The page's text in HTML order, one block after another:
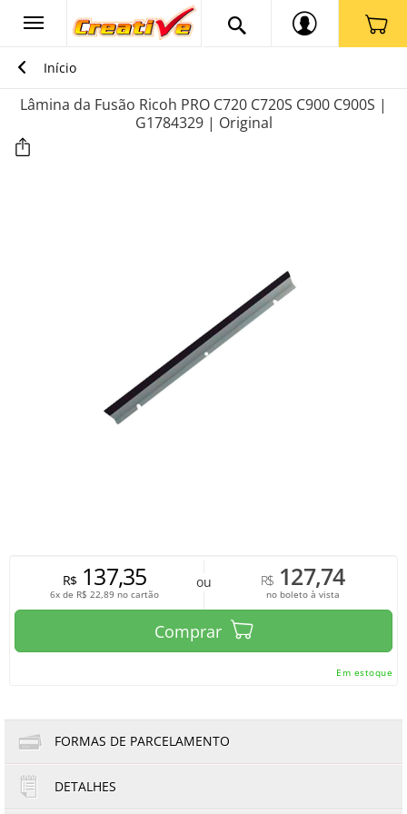
Início
Lâmina da Fusão Ricoh PRO C720 C720S C900 C900S |
G1784329 | Original
R$137,35
6x de R$ 22,89 no cartão
ou R$ 127,74
no boleto à vista
Comprar
Em estoque
FORMAS DE PARCELAMENTO
1x de R$137,35
DETALHES